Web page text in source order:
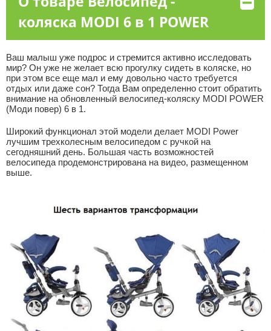
коляска MODI 6 в 1 POWER
Ваш малыш уже подрос и стремится активно исследовать
мир? Он уже не желает всю прогулку сидеть в коляске, но
при этом все еще мал и ему довольно часто требуется
отдых или даже сон? Тогда Вам определенно стоит обратить
внимание на обновленный велосипед-коляску MODI POWER
(Моди повер) 6 в 1.
Широкий функционал этой модели делает MODI Power
лучшим трехколесным велосипедом с ручкой на
сегодняшний день. Большая часть возможностей
велосипеда продемонстрирована на видео, размещенном
выше.